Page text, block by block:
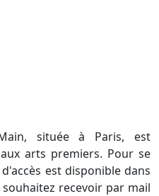
située à Paris, est
arts premiers. Pour se
est disponible dans
recevoir par mail